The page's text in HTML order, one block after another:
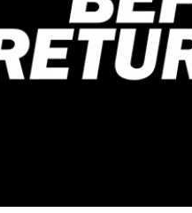
Samsung Ads: «L'Italia è un
strategico e continuerà a